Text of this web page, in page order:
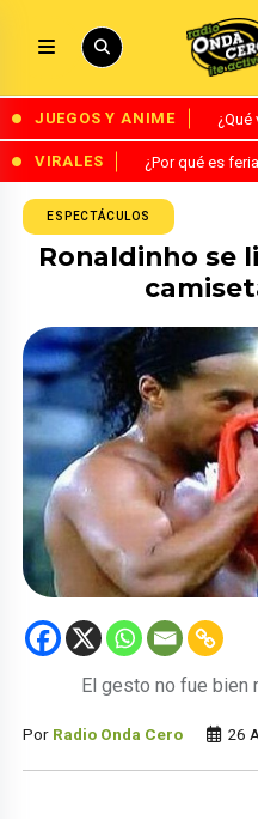
JUEGOS Y ANIME
VIRALES ¿Por qué es
ESPECTÁCULOS
Ronaldinho se
El gesto no fue bien
Por Radio Onda Cero 26